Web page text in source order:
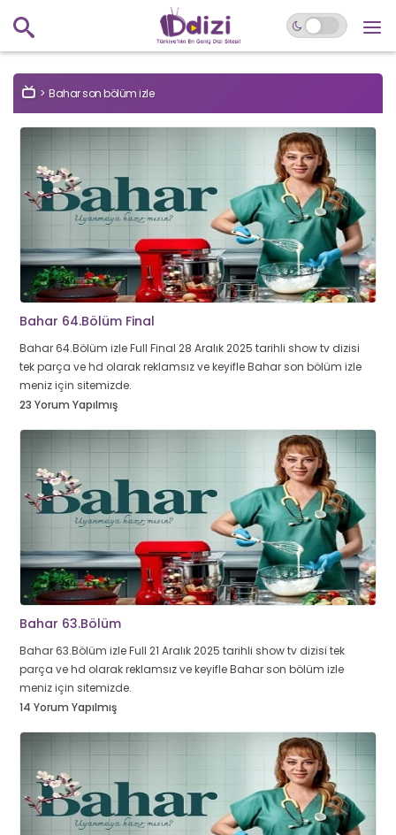
Bahar son bölüm izle
Bahar 64.Bölüm Final
Bahar 64.Bölüm izle Full Final 28 Aralık 2025 tarihli show tv dizisi
tek parça ve hd olarak reklamsız ve keyifle Bahar son bölüm izle
meniz için sitemizde.
23 Yorum Yapılmış
Bahar 63.Bölüm
Bahar 63.Bölüm izle Full 21 Aralık 2025 tarihli show tv dizisi tek
parça ve hd olarak reklamsız ve keyifle Bahar son bölüm izle
meniz için sitemizde.
14 Yorum Yapılmış